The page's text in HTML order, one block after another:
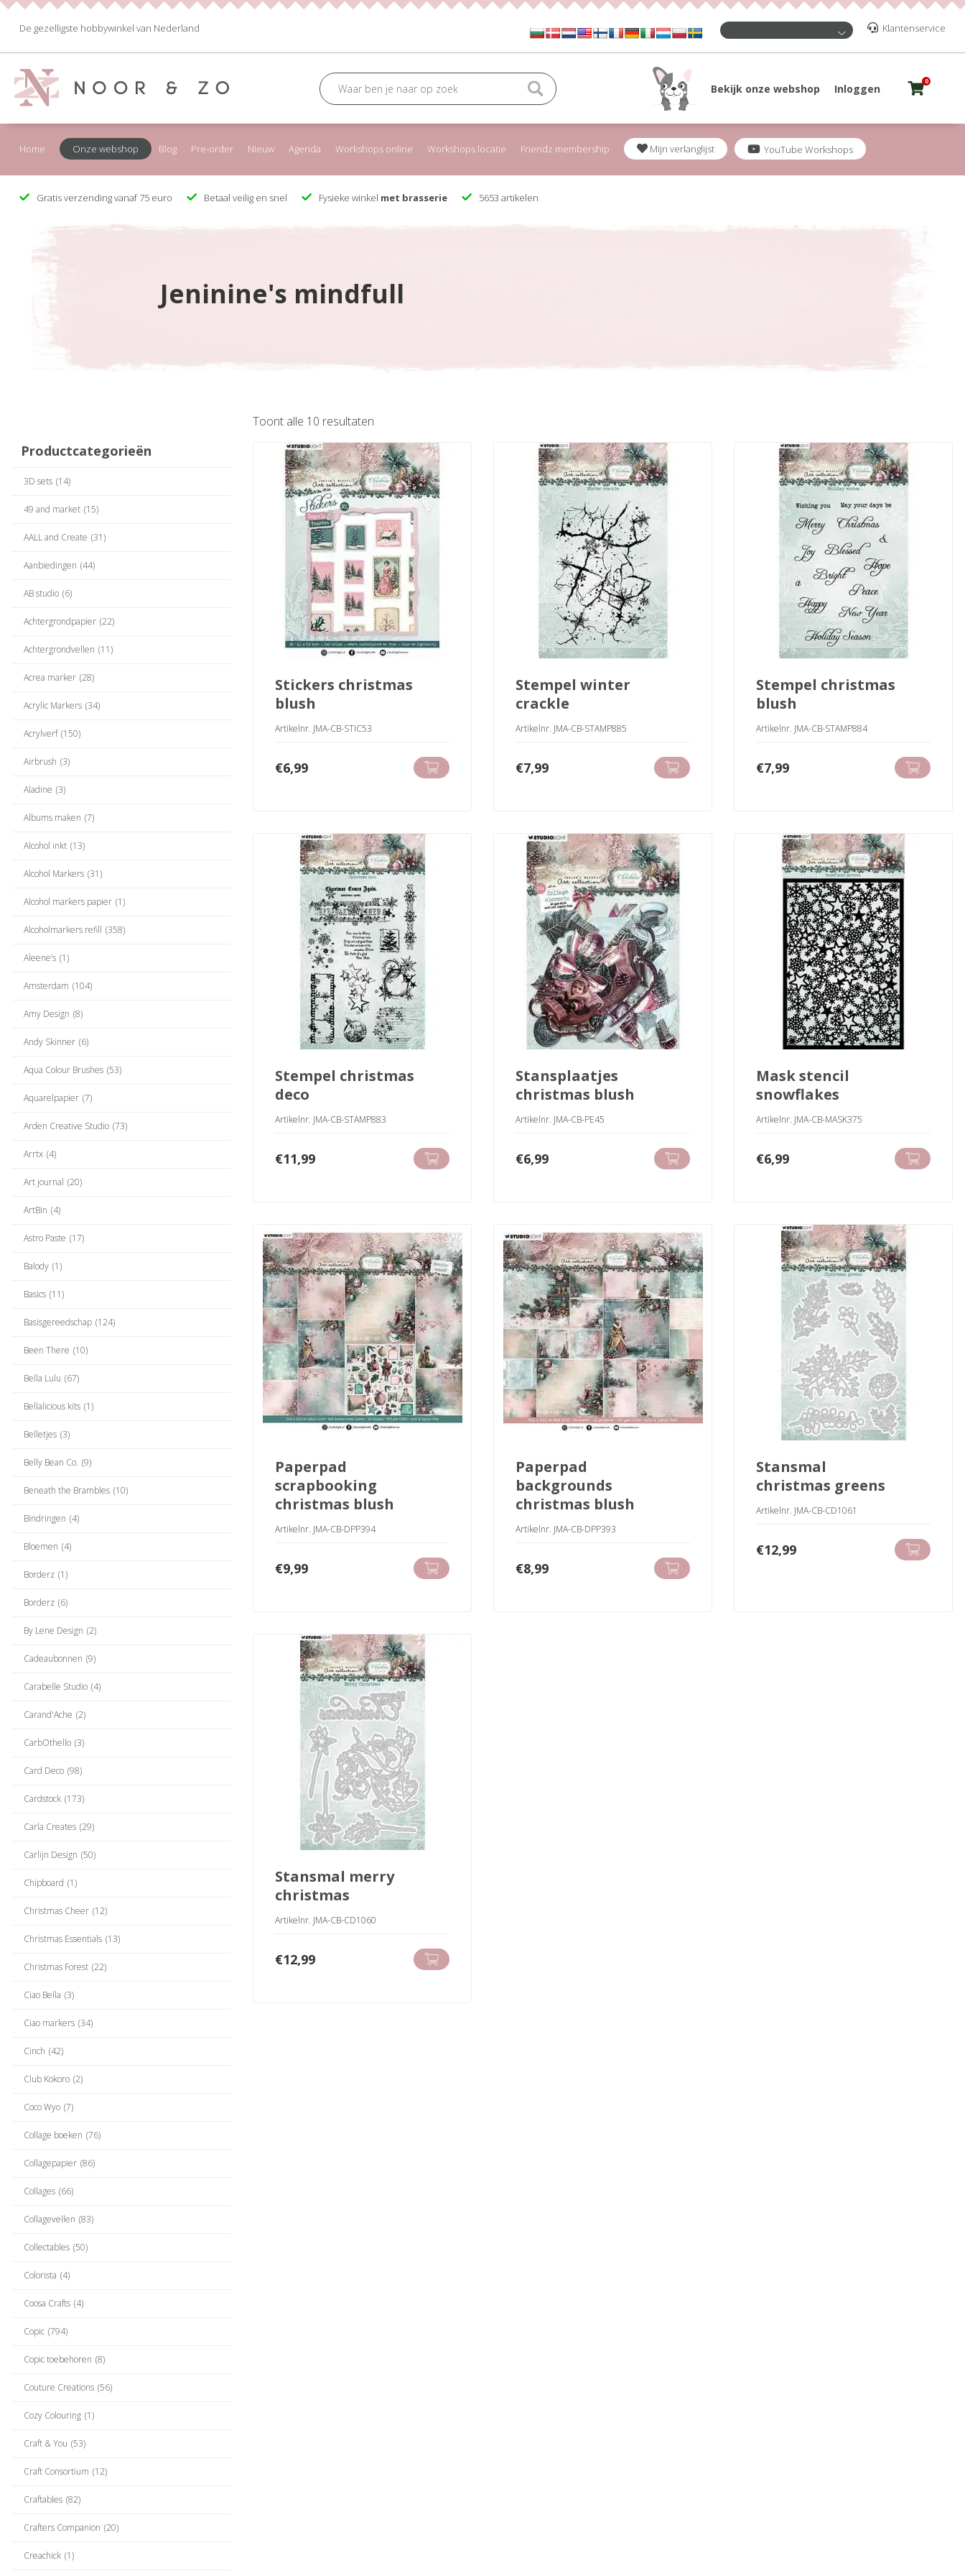
De gezelligste hobbywinkel van Nederland Klantenservice
Bekijk onze webshop Inloggen
0
Home Onze webshop Blog Pre-order Nieuw Agenda Workshops online Workshops locatie Friendz membership Mijn verlanglijst YouTube Workshops
Gratis verzending vanaf 75 euro Betaal veilig en snel Fysieke winkel met brasserie 5653 artikelen
Jeninine's mindfull
Productcategorieën
3D sets (14)
49 and market (15)
AALL and Create (31)
Aanbiedingen (44)
AB studio (6)
Achtergrondpapier (22)
Achtergrondvellen (11)
Acrea marker (28)
Acrylic Markers (34)
Acrylverf (150)
Airbrush (3)
Aladine (3)
Albums maken (7)
Alcohol inkt (13)
Alcohol Markers (31)
Alcohol markers papier (1)
Alcoholmarkers refill (358)
Aleene’s (1)
Amsterdam (104)
Amy Design (8)
Andy Skinner (6)
Aqua Colour Brushes (53)
Aquarelpapier (7)
Arden Creative Studio (73)
Arrtx (4)
Art journal (20)
ArtBin (4)
Astro Paste (17)
Balody (1)
Basics (11)
Basisgereedschap (124)
Been There (10)
Bella Lulu (67)
Bellalicious kits (1)
Belletjes (3)
Belly Bean Co. (9)
Beneath the Brambles (10)
Bindringen (4)
Bloemen (4)
Borderz (1)
Borderz (6)
By Lene Design (2)
Cadeaubonnen (9)
Carabelle Studio (4)
Carand'Ache (2)
CarbOthello (3)
Card Deco (98)
Cardstock (173)
Carla Creates (29)
Carlijn Design (50)
Chipboard (1)
Christmas Cheer (12)
Christmas Essentials (13)
Christmas Forest (22)
Ciao Bella (3)
Ciao markers (34)
Cinch (42)
Club Kokoro (2)
Coco Wyo (7)
Collage boeken (76)
Collagepapier (86)
Collages (66)
Collagevellen (83)
Collectables (50)
Colorista (4)
Coosa Crafts (4)
Copic (794)
Copic toebehoren (8)
Couture Creations (56)
Cozy Colouring (1)
Craft & You (53)
Craft Consortium (12)
Craftables (82)
Crafters Companion (20)
Creachick (1)
Toont alle 10 resultaten
op
nieuwste
stickers christmas
blush
Artikelnr. JMA-CB-STIC53
€6,99
stempel winter
crackle
Artikelnr. JMA-CB-STAMP885
€7,99
stempel christmas
blush
Artikelnr. JMA-CB-STAMP884
€7,99
stempel christmas
deco
Artikelnr. JMA-CB-STAMP883
€11,99
stansplaatjes
christmas blush
Artikelnr. JMA-CB-PE45
€6,99
mask stencil
snowflakes
Artikelnr. JMA-CB-MASK375
€6,99
paperpad
scrapbooking
christmas blush
Artikelnr. JMA-CB-DPP394
€9,99
paperpad
backgrounds
christmas blush
Artikelnr. JMA-CB-DPP393
€8,99
stansmal
christmas greens
Artikelnr. JMA-CB-CD1061
€12,99
stansmal merry
christmas
Artikelnr. JMA-CB-CD1060
€12,99